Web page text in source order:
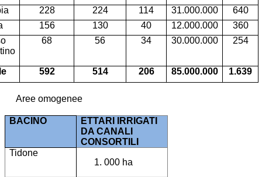
228 224 114 31.000.000
640
156 130 40 12.000.000
360
68 56 34 30.000.000 254
592 514 206 85.000.000 1.639
Aree omogenee
BACINO
ETTARI IRRIGATI
DA CANALI
CONSORTILI
Tidone
000 ha